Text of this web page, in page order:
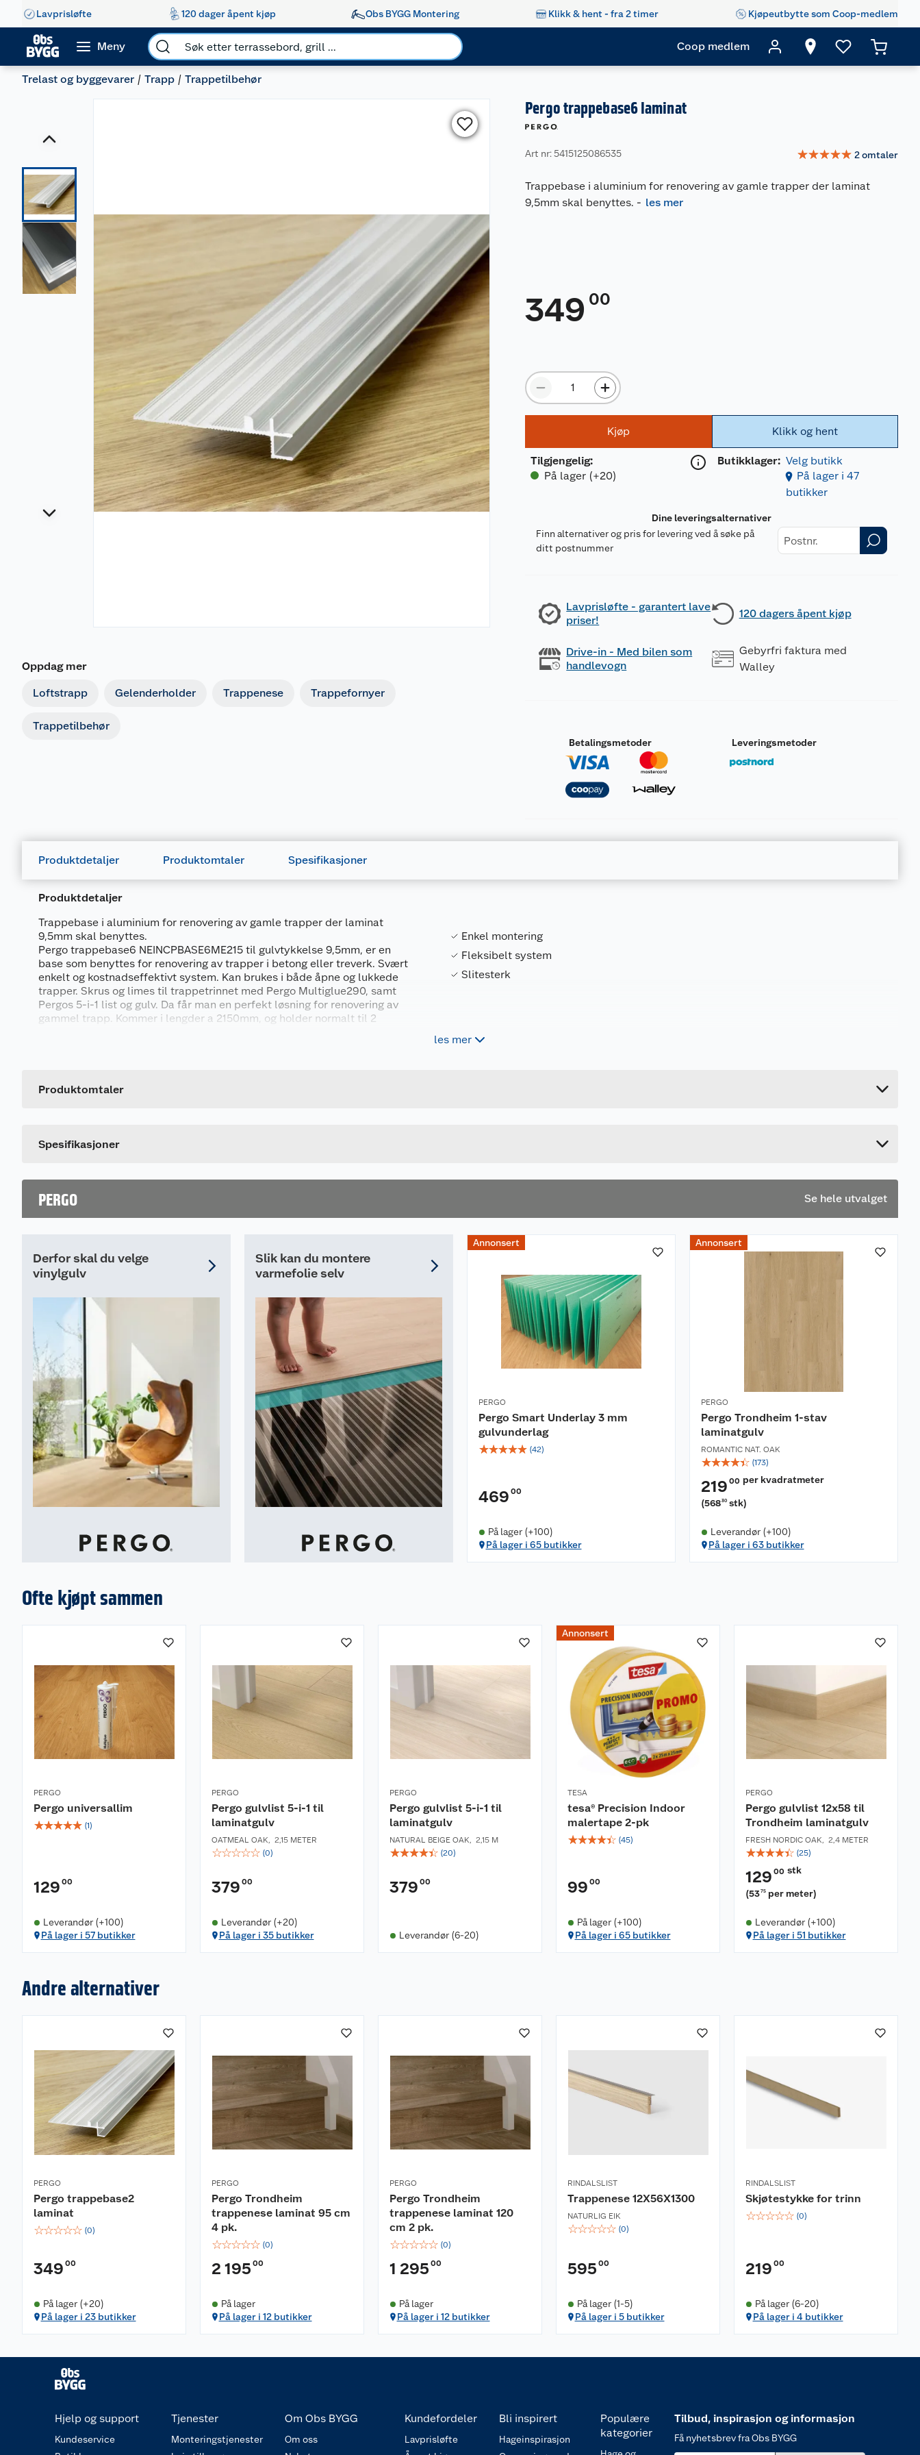
Lavprisløfte 120 dager åpent kjøp Obs BYGG Montering Klikk & hent - fra 2 timer Kjøpeutbytte som Coop-medlem
Meny Coop medlem
Trelast og byggevarer Trapp Trappetilbehør
Oppdag mer
Loftstrapp Gelenderholder Trappenese Trappefornyer
Trappetilbehør
Pergo trappebase6 laminat
Art nr: 5415125086535 ☆☆☆☆☆ 2omtaler
Trappebase i aluminium for renovering av gamle trapper der laminat
9,5mm skal benyttes. - les mer
349 00
Kjøp
Tilgjengelig:
På lager (+20)
Klikk og hent
Butikklager: Velg butikk
På lager i 47
butikker
Dine leveringsalternativer
Finn alternativer og pris for levering ved å søke på
ditt postnummer
Lavprisløfte - garantert lave
priser!
120 dagers åpent kjøp
Drive-in - Med bilen som
handlevogn
Gebyrfri faktura med
Walley
Betalingsmetoder Leveringsmetoder
Produktdetaljer Produktomtaler Spesifikasjoner
Produktdetaljer
Trappebase i aluminium for renovering av gamle trapper der laminat
9,5mm skal benyttes.
Pergo trappebase6 NEINCPBASE6ME215 til gulvtykkelse 9,5mm, er en
base som benyttes for renovering av trapper i betong eller treverk. Svært
enkelt og kostnadseffektivt system. Kan brukes i både åpne og lukkede
trapper. Skrus og limes til trappetrinnet med Pergo Multiglue290, samt
Pergos 5-i-1 list og gulv. Da får man en perfekt løsning for renovering av
gammel trapp. Kommer i lengder a 2150mm, og holder normalt til 2
Enkel montering
Fleksibelt system
Slitesterk
les mer
Produktomtaler
Spesifikasjoner
Leverandørens artikkelnummer
Forpakningsmål
PERGO Se hele utvalget
Derfor skal du velge
vinylgulv
Slik kan du montere
varmefolie selv
Annonsert
PERGO
Pergo Smart Underlay 3 mm
gulvunderlag
☆☆☆☆☆ (42)
469 00
På lager (+100)
På lager i 65 butikker
Annonsert
PERGO
Pergo Trondheim 1-stav
laminatgulv
ROMANTIC NAT. OAK
☆☆☆☆☆ (173)
219 00 per kvadratmeter
(56830 stk)
Leverandør (+100)
På lager i 63 butikker
Ofte kjøpt sammen
PERGO
Pergo universallim
☆☆☆☆☆ (1)
129 00
Leverandør (+100)
På lager i 57 butikker
PERGO
Pergo gulvlist 5-i-1 til
laminatgulv
OATMEAL OAK, 2,15 METER
☆☆☆☆☆ (0)
379 00
Leverandør (+20)
På lager i 35 butikker
PERGO
Pergo gulvlist 5-i-1 til
laminatgulv
NATURAL BEIGE OAK, 2,15 M
☆☆☆☆☆ (20)
379 00
Leverandør (6-20)
Annonsert
TESA
tesa® Precision Indoor
malertape 2-pk
☆☆☆☆☆ (45)
99 00
På lager (+100)
På lager i 65 butikker
PERGO
Pergo gulvlist 12x58 til
Trondheim laminatgulv
FRESH NORDIC OAK, 2,4 METER
☆☆☆☆☆ (25)
129 00 stk
(5375 per meter)
Leverandør (+100)
På lager i 51 butikker
Andre alternativer
PERGO
Pergo trappebase2
laminat
☆☆☆☆☆ (0)
349 00
På lager (+20)
På lager i 23 butikker
PERGO
Pergo Trondheim
trappenese laminat 95 cm
4 pk.
☆☆☆☆☆ (0)
2 195 00
På lager
På lager i 12 butikker
PERGO
Pergo Trondheim
trappenese laminat 120
cm 2 pk.
☆☆☆☆☆ (0)
1 295 00
På lager
På lager i 12 butikker
RINDALSLIST
Trappenese 12X56X1300
NATURLIG EIK
☆☆☆☆☆ (0)
595 00
På lager (1-5)
På lager i 5 butikker
RINDALSLIST
Skjøtestykke for trinn
☆☆☆☆☆ (0)
219 00
På lager (6-20)
På lager i 4 butikker
Hjelp og support
Kundeservice
Tjenester
Monteringstjenester
Om Obs BYGG
Om oss
Kundefordeler
Lavprisløfte
Bli inspirert
Hageinspirasjon
Populære
kategorier
Tilbud, inspirasjon og informasjon
Få nyhetsbrev fra Obs BYGG